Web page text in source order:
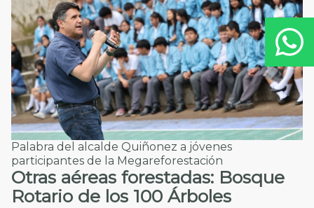
Palabra del alcalde Quiñonez a jóvenes
participantes de la Megareforestación
Otras aéreas forestadas: Bosque
Rotario de los 100 Árboles